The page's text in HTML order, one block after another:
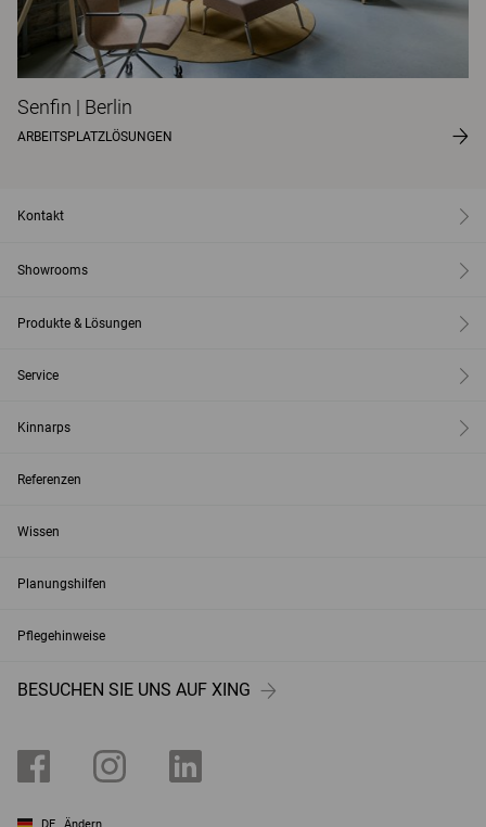
Senfin | Berlin
ARBEITSPLATZLÖSUNGEN
Kontakt
Showrooms
Produkte & Lösungen
Service
Kinnarps
Referenzen
Wissen
Planungshilfen
Pflegehinweise
BESUCHEN SIE UNS AUF XING
DE Ändern